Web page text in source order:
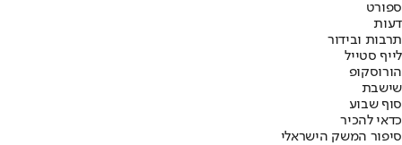
ספורט
דעות
תרבות ובידור
לייף סטייל
הורוסקופ
שישבת
סוף שבוע
כדאי להכיר
סיפור המשק הישראלי